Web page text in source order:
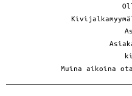
Muina aikoina